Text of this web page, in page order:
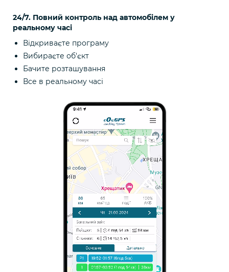
24/7. Повний контроль над автомобілем у
реальному часі
Відкриваєте програму
Вибираєте об'єкт
Бачите розташування
Все в реальному часі